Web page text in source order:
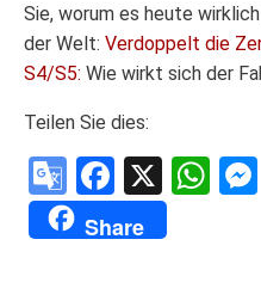
Sie, worum es heute
der Welt: Verdoppelt die
S4/S5: Wie wirkt sich der
Teilen Sie dies:
Google
Translate
X
Share